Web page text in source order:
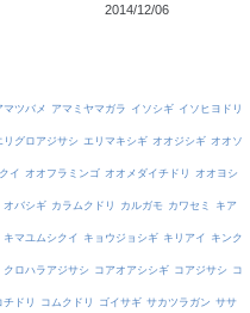
2014/12/06
マツバメ アマミヤマガラ イソシギ イソヒヨドリ
リグロアジサシ エリマキシギ オオジシギ オオソ
イ オオフラミンゴ オオメダイチドリ オオヨシ
オバシギ カラムクドリ カルガモ カワセミ キア
キマユムシクイ キョウジョシギ キリアイ キンク
クロハラアジサシ コアオアシシギ コアジサシ コ
チドリ コムクドリ ゴイサギ サカツラガン ササ